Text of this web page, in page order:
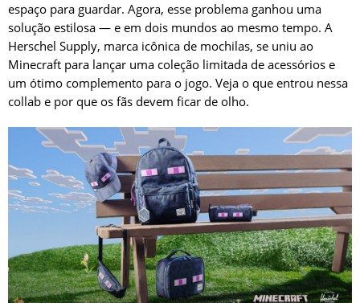
espaço para guardar. Agora, esse problema ganhou uma
solução estilosa — e em dois mundos ao mesmo tempo. A
Herschel Supply, marca icônica de mochilas, se uniu ao
Minecraft para lançar uma coleção limitada de acessórios e
um ótimo complemento para o jogo. Veja o que entrou nessa
collab e por que os fãs devem ficar de olho.